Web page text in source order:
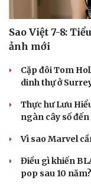
Văn hóa
Sân khấu - Điện ảnh
Âm nhạc
Di sản
Sao Việt 7-8:
ảnh mới
Cặp đôi Tom
dinh thự ở
Thực hư Lưu
ngàn cây số
Vì sao Marvel
Điều gì khiến
pop sau 10 năm?